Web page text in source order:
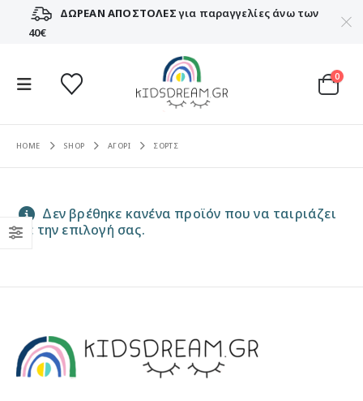
ΔΩΡΕΑΝ ΑΠΟΣΤΟΛΕΣγια παραγγελίες άνω των
40€
0
HOME SHOP ΑΓΟΡΙ ΣΟΡΤΣ
Δεν βρέθηκε κανένα προϊόν που να ταιριάζει
με την επιλογή σας.